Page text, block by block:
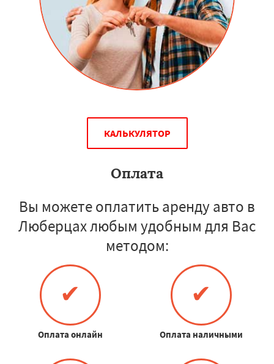
КАЛЬКУЛЯТОР
Оплата
Вы можете оплатить аренду авто в
Люберцах любым удобным для Вас
методом:
✔
Оплата онлайн
✔
Оплата наличными